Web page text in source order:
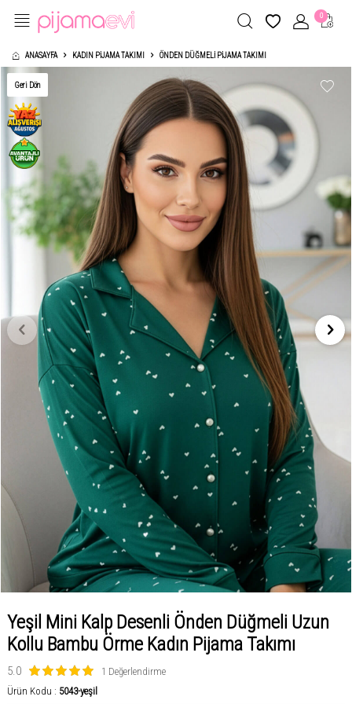
0
ANASAYFA KADIN PIJAMA TAKIMI ÖNDEN DÜĞMELI PIJAMA TAKIMI
Geri Dön
Yeşil Mini Kalp Desenli Önden Düğmeli Uzun
Kollu Bambu Örme Kadın Pijama Takımı
5.0
1 Değerlendirme
Ürün Kodu : 5043-yeşil